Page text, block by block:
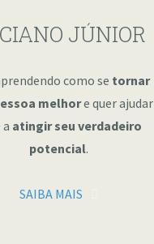
JÚNIOR
como se tornar
melhore quer ajudar
a atingir seu verdadeiro
potencial.
SAIBA MAIS